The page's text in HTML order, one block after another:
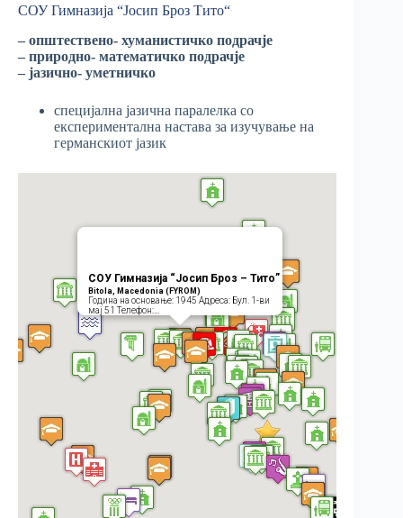
СОУ Гимназија “Јосип Броз Тито“
– општествено- хуманистичко подрачје
– природно- математичко подрачје
– јазично- уметничко
специјална јазична паралелка со
експериментална настава за изучување на
германскиот јазик
СОУ Гимназија “Јосип Броз – Тито”
Bitola, Macedonia (FYROM)
Година на основање: 1945 Адреса: Бул. 1-ви
мај 51 Телефон:…